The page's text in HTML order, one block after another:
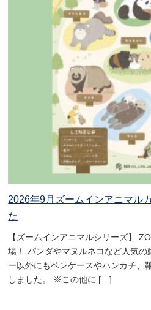
2026年9月ズームインアニマル
た
【ズームインアニマルシリーズ】
場！ パンダやマヌルネコなど人気の
ー以外にもペンケースやハンカチ、
しました。 ※この他に […]